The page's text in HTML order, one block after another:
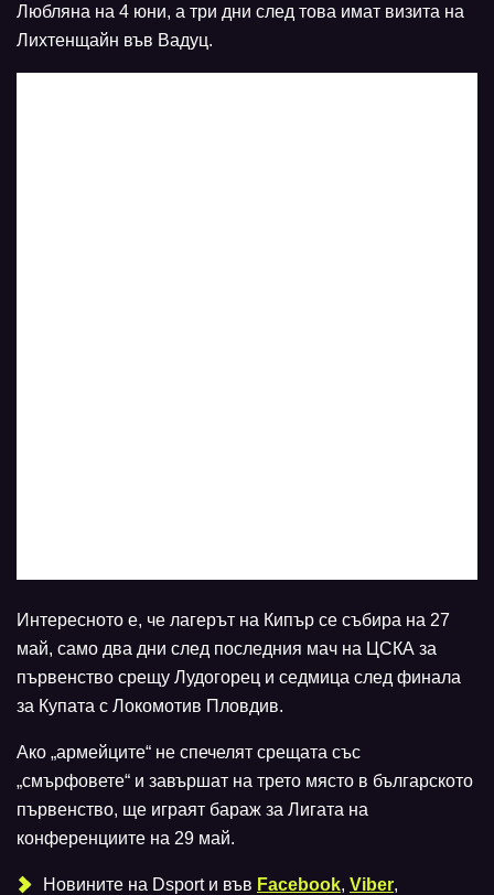
Любляна на 4 юни, а три дни след това имат визита на
Лихтенщайн във Вадуц.
Интересното е, че лагерът на Кипър се събира на 27
май, само два дни след последния мач на ЦСКА за
първенство срещу Лудогорец и седмица след финала
за Купата с Локомотив Пловдив.
Ако „армейците“ не спечелят срещата със
„смърфовете“ и завършат на трето място в българското
първенство, ще играят бараж за Лигата на
конференциите на 29 май.
Новините на Dsport и във Facebook, Viber,